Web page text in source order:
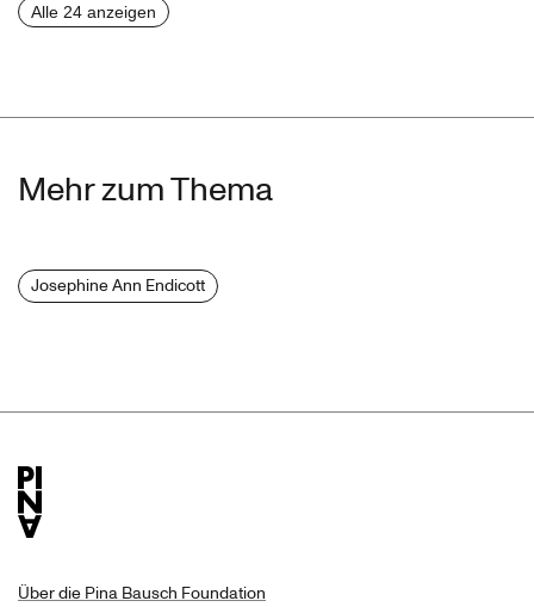
Alle 24 anzeigen
Mehr zum Thema
Josephine Ann Endicott
Über die Pina Bausch Foundation